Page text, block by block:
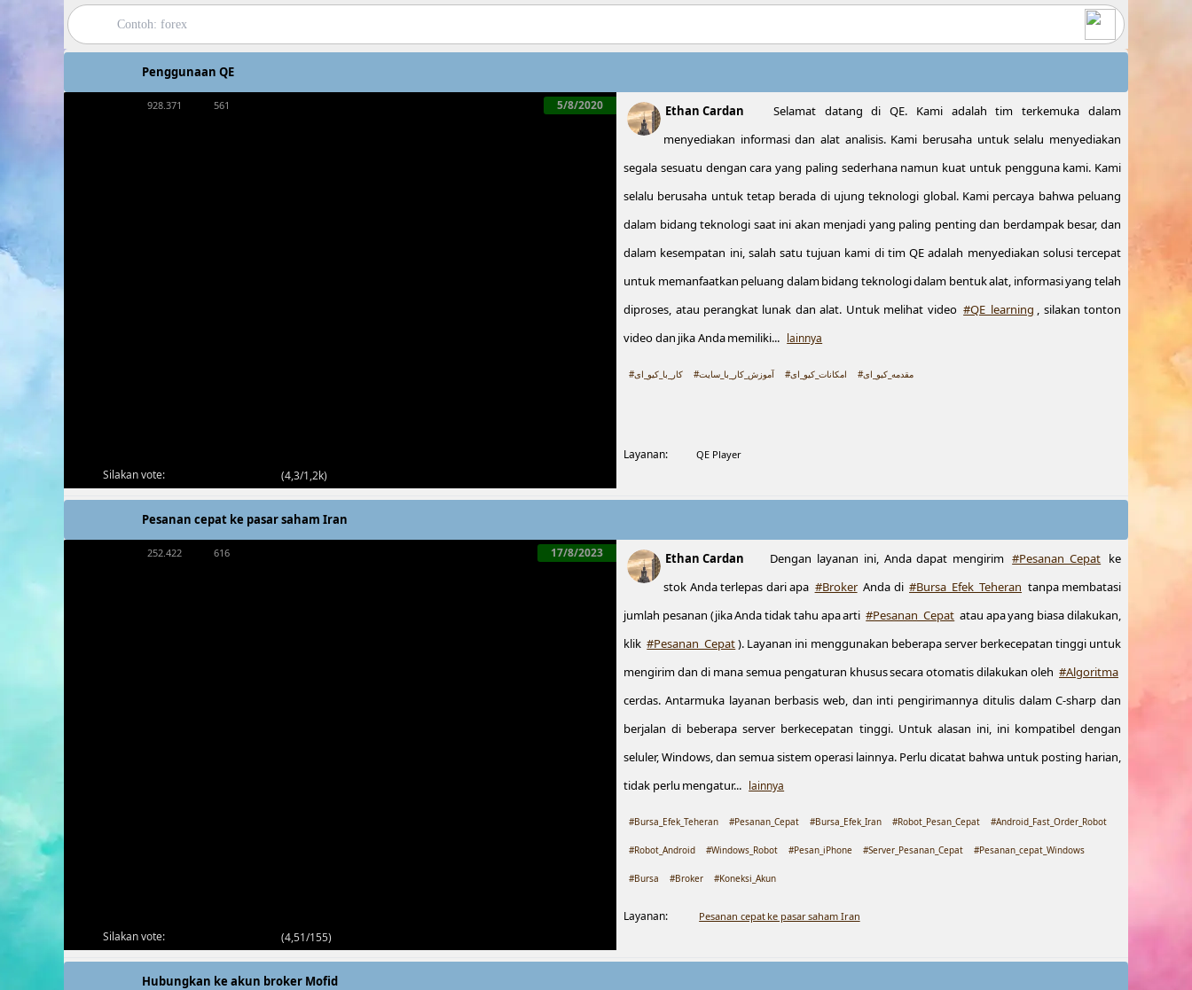
Penggunaan QE
5/8/2020
561
928.371
Silakan vote: (4,3/1,2k)
Ethan Cardan
Selamat datang di QE. Kami adalah tim terkemuka dalam
menyediakan informasi dan alat analisis. Kami berusaha untuk selalu menyediakan
segala sesuatu dengan cara yang paling sederhana namun kuat untuk pengguna kami. Kami
selalu berusaha untuk tetap berada di ujung teknologi global. Kami percaya bahwa peluang
dalam bidang teknologi saat ini akan menjadi yang paling penting dan berdampak besar, dan
dalam kesempatan ini, salah satu tujuan kami di tim QE adalah menyediakan solusi tercepat
untuk memanfaatkan peluang dalam bidang teknologi dalam bentuk alat, informasi yang telah
diproses, atau perangkat lunak dan alat. Untuk melihat video #QE_learning , silakan tonton
video dan jika Anda memiliki... lainnya
#کار_با_کیو_ای #آموزش_کار_با_سایت #امکانات_کیو_ای #مقدمه_کیو_ای
Layanan: QE Player
Pesanan cepat ke pasar saham Iran
17/8/2023
616
252.422
Silakan vote: (4,51/155)
Ethan Cardan Dengan layanan ini, Anda dapat mengirim #Pesanan_Cepat ke
stok Anda terlepas dari apa #Broker Anda di #Bursa_Efek_Teheran tanpa membatasi
jumlah pesanan (jika Anda tidak tahu apa arti #Pesanan_Cepat atau apa yang biasa dilakukan,
klik #Pesanan_Cepat). Layanan ini menggunakan beberapa server berkecepatan tinggi untuk
mengirim dan di mana semua pengaturan khusus secara otomatis dilakukan oleh #Algoritma
cerdas. Antarmuka layanan berbasis web, dan inti pengirimannya ditulis dalam C-sharp dan
berjalan di beberapa server berkecepatan tinggi. Untuk alasan ini, ini kompatibel dengan
seluler, Windows, dan semua sistem operasi lainnya. Perlu dicatat bahwa untuk posting harian,
tidak perlu mengatur... lainnya
#Bursa_Efek_Teheran #Pesanan_Cepat #Bursa_Efek_Iran #Robot_Pesan_Cepat #Android_Fast_Order_Robot
#Robot_Android #Windows_Robot #Pesan_iPhone #Server_Pesanan_Cepat #Pesanan_cepat_Windows
#Bursa #Broker #Koneksi_Akun
Layanan: Pesanan cepat ke pasar saham Iran
Hubungkan ke akun broker Mofid